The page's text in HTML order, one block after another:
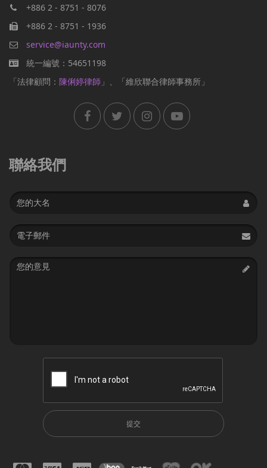
+886 2 - 8751 - 8076
+886 2 - 8751 - 1936
service@iaunty.com
統一編號：54651198
「法律顧問： 陳俐婷律師 」、「維欣聯合律師事務所」
聯絡我們
Name
Email
address
Message
提交